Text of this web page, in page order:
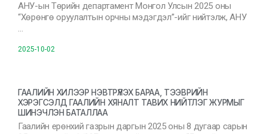
АНУ-ын Төрийн департамент Монгол Улсын 2025 оны
“Хөрөнгө оруулалтын орчны мэдэгдэл”-ийг нийтэлж, АНУ
…
2025-10-02
ГААЛИЙН ХИЛЭЭР НЭВТРҮҮЛЭХ БАРАА, ТЭЭВРИЙН
ХЭРЭГСЭЛД ГААЛИЙН ХЯНАЛТ ТАВИХ НИЙТЛЭГ ЖУРМЫГ
ШИНЭЧЛЭН БАТАЛЛАА
Гаалийн ерөнхий газрын даргын 2025 оны 8 дугаар сарын